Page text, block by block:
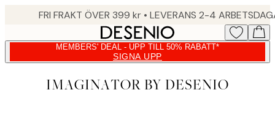
FRI FRAKT ÖVER 399 kr • LEVERANS 2-4
MEMBERS' DEAL - UPP TILL 50% RABATT*
SIGNA UPP
IMAGINATOR BY DESENIO